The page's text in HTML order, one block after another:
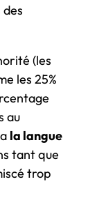
(les
les 25%
au
la langue
tant que
trop